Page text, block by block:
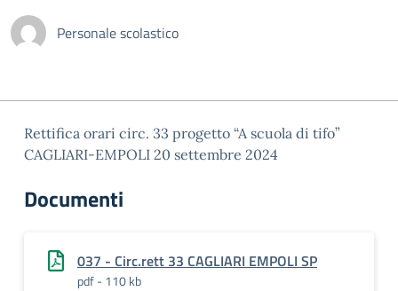
Personale scolastico
Rettifica orari circ. 33 progetto “A scuola di tifo”
CAGLIARI-EMPOLI 20 settembre 2024
Documenti
037 - Circ.rett 33 CAGLIARI EMPOLI SP
pdf - 110 kb